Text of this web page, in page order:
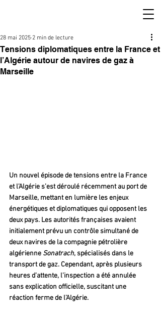
Tensions diplomatiques entre la France et
l’Algérie autour de navires de gaz à
Marseille
28 mai 2025 2 min de lecture
Un nouvel épisode de tensions entre la France
et l’Algérie s’est déroulé récemment au port de
Marseille, mettant en lumière les enjeux
énergétiques et diplomatiques qui opposent les
deux pays. Les autorités françaises avaient
initialement prévu un contrôle simultané de
deux navires de la compagnie pétrolière
algérienne Sonatrach, spécialisés dans le
transport de gaz. Cependant, après plusieurs
heures d’attente, l’inspection a été annulée
sans explication officielle, suscitant une
réaction ferme de l’Algérie.